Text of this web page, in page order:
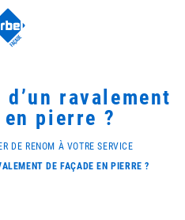
ravalement
pierre ?
DE RENOM À VOTRE SERVICE
DE FAÇADE EN PIERRE ?